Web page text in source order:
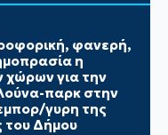
φανερή,
η
χώρων για την
παρκ στην
γυρη της
του Δήμου